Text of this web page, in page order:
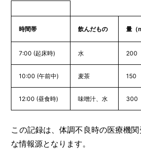
時間帯 飲んだもの 量（
7:00 (起床時) 水 200
10:00 (午前中) 麦茶 150
12:00 (昼食時) 味噌汁、水 300
この記録は、体調不良時の医療機
な情報源となります。